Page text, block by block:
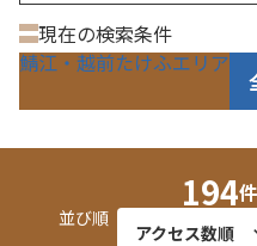
現在の検索条件
鯖江・越前たけふエリア
194
並び順
アクセス数順